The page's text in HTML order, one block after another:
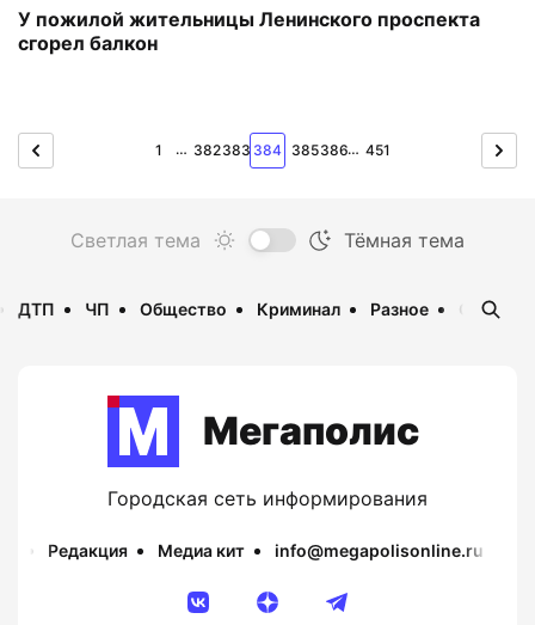
У пожилой жительницы Ленинского проспекта
сгорел балкон
1 … 382383 384 385386… 451
ДТП ЧП Общество Криминал Разное
Мегаполис
Городская сеть информирования
Редакция Медиа кит info@megapolisonline.ru